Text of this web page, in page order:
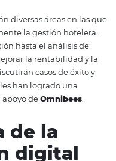
que permite a los
sus ingresos. La
implementar nuevas
toda la estructura
las oportunidades
diversas áreas
la gestión